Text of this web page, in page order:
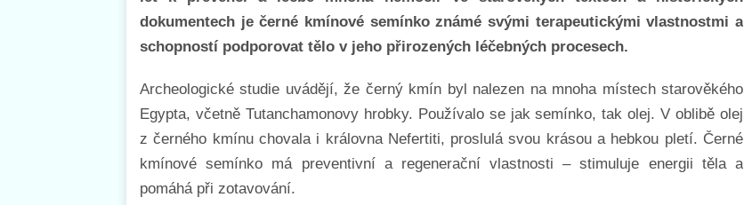
dokumentech je černé kmínové semínko známé svými terapeutickými vlastnostmi a
schopností podporovat tělo v jeho přirozených léčebných procesech.
Archeologické studie uvádějí, že černý kmín byl nalezen na mnoha místech starověkého
Egypta, včetně Tutanchamonovy hrobky. Používalo se jak semínko, tak olej. V oblibě olej
z černého kmínu chovala i královna Nefertiti, proslulá svou krásou a hebkou pletí. Černé
kmínové semínko má preventivní a regenerační vlastnosti – stimuluje energii těla a
pomáhá při zotavování.